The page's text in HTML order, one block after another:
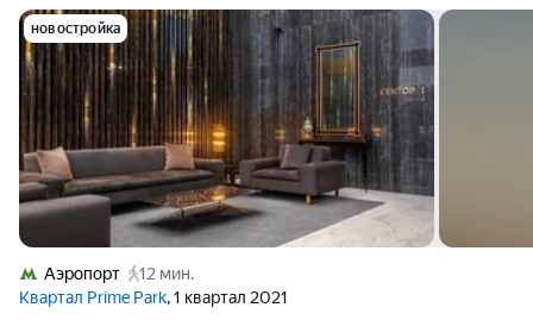
новостройка
Аэропорт
12 мин.
Квартал Prime Park, 1 квартал 2021